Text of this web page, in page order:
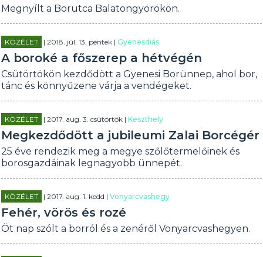
Megnyílt a Borutca Balatongyörökön.
KÖZÉLET | 2018. júl. 13. péntek |Gyenesdiás
A boroké a főszerep a hétvégén
Csütörtökön kezdődött a Gyenesi Borünnep, ahol bor,
tánc és könnyűzene várja a vendégeket.
KÖZÉLET | 2017. aug. 3. csütörtök |Keszthely
Megkezdődött a jubileumi Zalai Borcégér
25 éve rendezik meg a megye szőlőtermelőinek és
borosgazdáinak legnagyobb ünnepét.
KÖZÉLET | 2017. aug. 1. kedd |Vonyarcvashegy
Fehér, vörös és rozé
Öt nap szólt a borról és a zenéről Vonyarcvashegyen.